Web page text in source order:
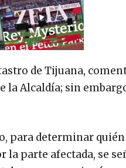
de Tijuana,
Alcaldía; sin
para determinar
parte afectada, se